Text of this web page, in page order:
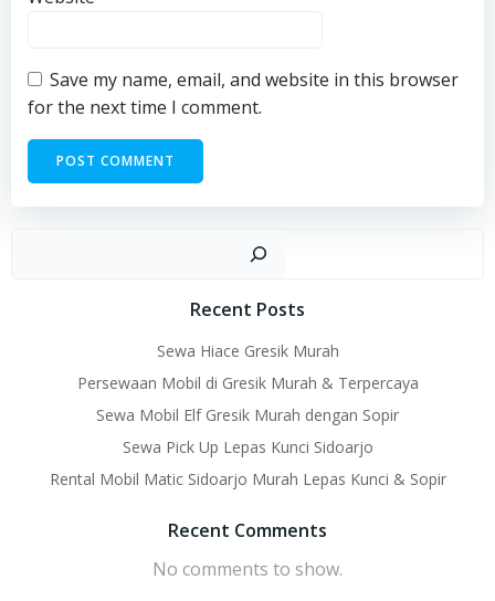
Save my name, email, and website in this browser
for the next time I comment.
Recent Posts
Sewa Hiace Gresik Murah
Persewaan Mobil di Gresik Murah & Terpercaya
Sewa Mobil Elf Gresik Murah dengan Sopir
Sewa Pick Up Lepas Kunci Sidoarjo
Rental Mobil Matic Sidoarjo Murah Lepas Kunci & Sopir
Recent Comments
No comments to show.